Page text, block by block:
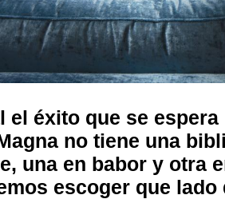
el éxito que se
no tiene una
una en babor y otra
escoger que